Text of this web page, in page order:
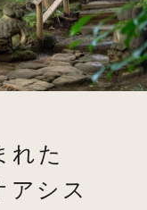
れた
アシス